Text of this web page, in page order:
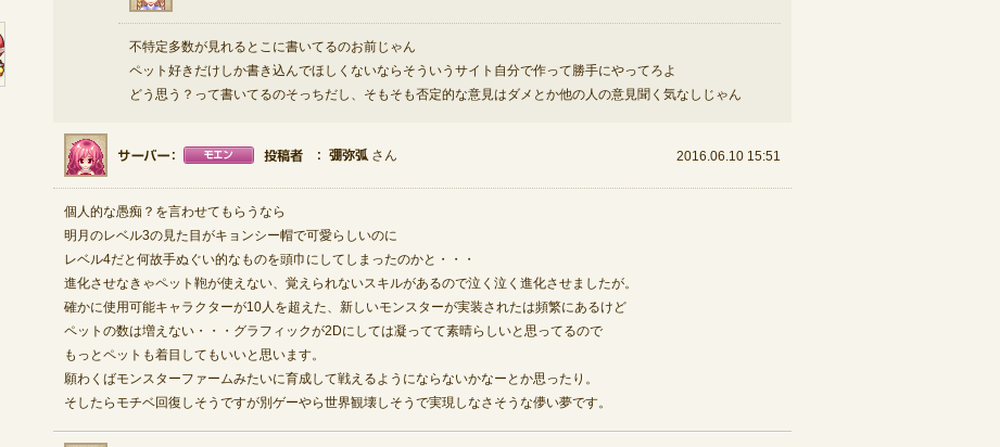
不特定多数が見れるとこに書いてるのお前じゃん
ペット好きだけしか書き込んでほしくないならそういうサイト自分で作って勝手にやってろよ
どう思う？って書いてるのそっちだし、そもそも否定的な意見はダメとか他の人の意見聞く気なしじゃん
弸弥弧 さん 2016.06.10 15:51
個人的な愚痴？を言わせてもらうなら
明月のレベル3の見た目がキョンシー帽で可愛らしいのに
レベル4だと何故手ぬぐい的なものを頭巾にしてしまったのかと・・・
進化させなきゃペット鞄が使えない、覚えられないスキルがあるので泣く泣く進化させましたが。
確かに使用可能キャラクターが10人を超えた、新しいモンスターが実装されたは頻繁にあるけど
ペットの数は増えない・・・グラフィックが2Dにしては凝ってて素晴らしいと思ってるので
もっとペットも着目してもいいと思います。
願わくばモンスターファームみたいに育成して戦えるようにならないかなーとか思ったり。
そしたらモチベ回復しそうですが別ゲーやら世界観壊しそうで実現しなさそうな儚い夢です。